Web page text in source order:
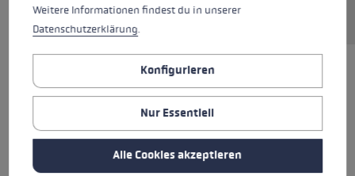
Griff ausgestattet.
HIGHLIGHTS
Griff - Schlaufe/Handschuh System
Griff
Weitere Informationen findest du in unserer
Datenschutzerklärung.
Konfigurieren
Nur Essentiell
Alle Cookies akzeptieren